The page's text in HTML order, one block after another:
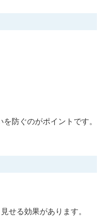
防ぐのがポイントです。
せる効果があります。